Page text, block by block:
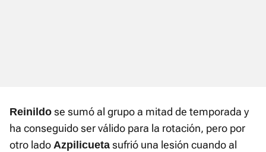
Reinildo se sumó al grupo a mitad de temporada y
ha conseguido ser válido para la rotación, pero por
otro lado Azpilicueta sufrió una lesión cuando al